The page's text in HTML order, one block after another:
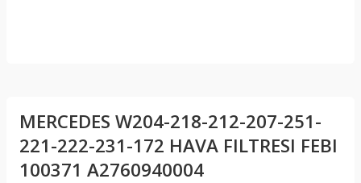
MERCEDES W204-218-212-207-251-
221-222-231-172 HAVA FILTRESI FEBI
100371 A2760940004